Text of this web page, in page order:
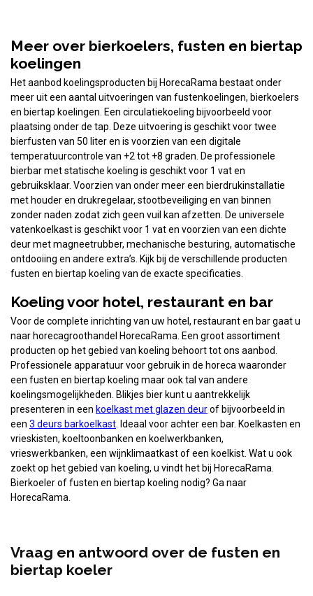
Meer over bierkoelers, fusten en biertap
koelingen
Het aanbod koelingsproducten bij HorecaRama bestaat onder
meer uit een aantal uitvoeringen van fustenkoelingen, bierkoelers
en biertap koelingen. Een circulatiekoeling bijvoorbeeld voor
plaatsing onder de tap. Deze uitvoering is geschikt voor twee
bierfusten van 50 liter en is voorzien van een digitale
temperatuurcontrole van +2 tot +8 graden. De professionele
bierbar met statische koeling is geschikt voor 1 vat en
gebruiksklaar. Voorzien van onder meer een bierdrukinstallatie
met houder en drukregelaar, stootbeveiliging en van binnen
zonder naden zodat zich geen vuil kan afzetten. De universele
vatenkoelkast is geschikt voor 1 vat en voorzien van een dichte
deur met magneetrubber, mechanische besturing, automatische
ontdooiing en andere extra’s. Kijk bij de verschillende producten
fusten en biertap koeling van de exacte specificaties.
Koeling voor hotel, restaurant en bar
Voor de complete inrichting van uw hotel, restaurant en bar gaat u
naar horecagroothandel HorecaRama. Een groot assortiment
producten op het gebied van koeling behoort tot ons aanbod.
Professionele apparatuur voor gebruik in de horeca waaronder
een fusten en biertap koeling maar ook tal van andere
koelingsmogelijkheden. Blikjes bier kunt u aantrekkelijk
presenteren in een koelkast met glazen deurof bijvoorbeeld in
een 3 deurs barkoelkast . Ideaal voor achter een bar. Koelkasten en
vrieskisten, koeltoonbanken en koelwerkbanken,
vrieswerkbanken, een wijnklimaatkast of een koelkist. Wat u ook
zoekt op het gebied van koeling, u vindt het bij HorecaRama.
Bierkoeler of fusten en biertap koeling nodig? Ga naar
HorecaRama.
Vraag en antwoord over de fusten en
biertap koeler